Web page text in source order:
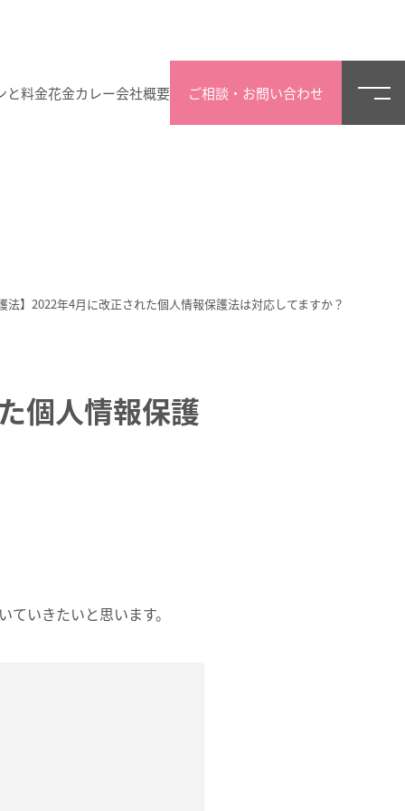
と料金花金カレー会社概要 ご相談・お問い合わせ
法】2022年4月に改正された個人情報保護法は対応してますか？
個人情報保護
いきたいと思います。